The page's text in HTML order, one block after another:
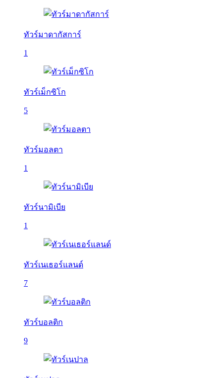
ทัวร์มาดากัสการ์
1
ทัวร์เม็กซิโก
5
ทัวร์มอลตา
1
ทัวร์นามิเบีย
1
ทัวร์เนเธอร์แลนด์
7
ทัวร์บอลติก
9